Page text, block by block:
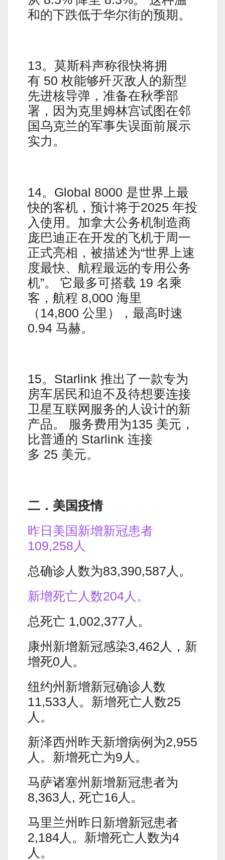
和的下跌低于华尔街的预期。
13。莫斯科声称很快将拥
有 50 枚能够歼灭敌人的新型
先进核导弹，准备在秋季部
署，因为克里姆林宫试图在邻
国乌克兰的军事失误面前展示
实力。
14。Global 8000 是世界上最
快的客机，预计将于2025 年投
入使用。加拿大公务机制造商
庞巴迪正在开发的飞机于周一
正式亮相，被描述为“世界上速
度最快、航程最远的专用公务
机”。 它最多可搭载 19 名乘
客，航程 8,000 海里
（14,800 公里），最高时速
0.94 马赫。
15。Starlink 推出了一款专为
房车居民和迫不及待想要连接
卫星互联网服务的人设计的新
产品。 服务费用为135 美元，
比普通的 Starlink 连接
多 25 美元。
二．美国疫情
昨日美国新增新冠患者
109,258人
总确诊人数为83,390,587人。
新增死亡人数204人。
总死亡 1,002,377人。
康州新增新冠感染3,462人，新
增死0人。
纽约州新增新冠确诊人数
11,533人。新增死亡人数25
人。
新泽西州昨天新增病例为2,955
人。新增死亡为9人。
马萨诸塞州新增新冠患者为
8,363人, 死亡16人。
马里兰州昨日新增新冠患者
2,184人。新增死亡人数为4
人。